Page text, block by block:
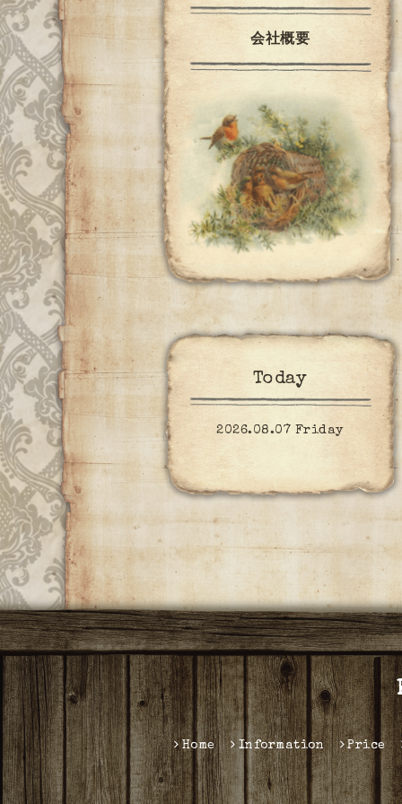
会社概要
Today
2026.08.07 Friday
Home Information Price